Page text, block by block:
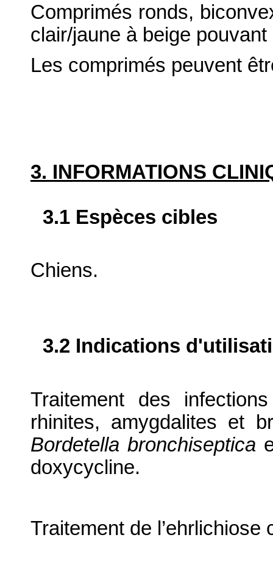
Comprimés ronds,
clair/jaune à beige
Les comprimés peuvent
3. INFORMATIONS
3.1 Espèces cibles
Chiens.
3.2 Indications
Traitement des
rhinites, amygdalites et
Bordetella bronchiseptica
doxycycline.
Traitement de